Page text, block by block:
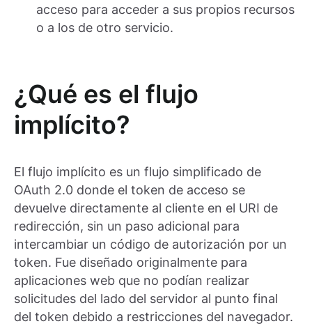
acceso para acceder a sus propios recursos
o a los de otro servicio.
¿Qué es el flujo
implícito?
El flujo implícito es un flujo simplificado de
OAuth 2.0 donde el token de acceso se
devuelve directamente al cliente en el URI de
redirección, sin un paso adicional para
intercambiar un código de autorización por un
token. Fue diseñado originalmente para
aplicaciones web que no podían realizar
solicitudes del lado del servidor al punto final
del token debido a restricciones del navegador.